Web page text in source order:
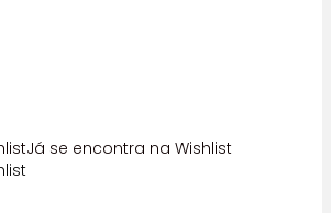
Já se encontra na Wishlist